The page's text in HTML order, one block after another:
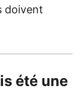
doivent
été une